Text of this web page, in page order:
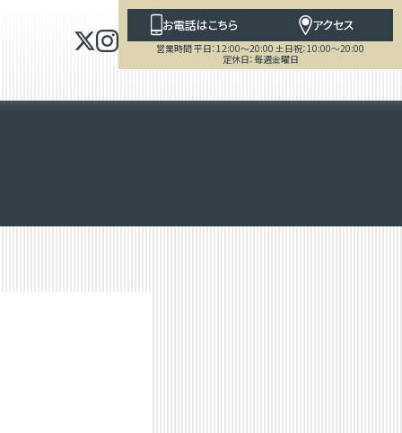
お電話はこちら アクセス
営業時間 平日：12:00～20:00 土日祝：10:00～20:00
定休日：毎週金曜日